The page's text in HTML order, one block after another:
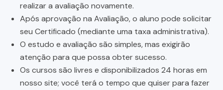
realizar a avaliação novamente.
Após aprovação na Avaliação, o aluno pode solicitar
seu Certificado (mediante uma taxa administrativa).
O estudo e avaliação são simples, mas exigirão
atenção para que possa obter sucesso.
Os cursos são livres e disponibilizados 24 horas em
nosso site; você terá o tempo que quiser para fazer